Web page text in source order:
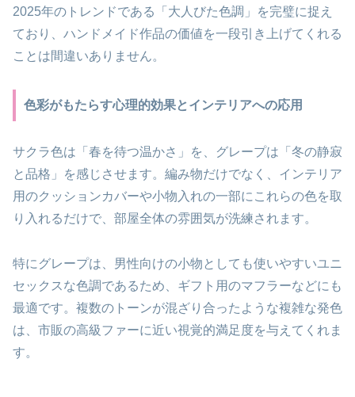
2025年のトレンドである「大人びた色調」を完璧に捉え
ており、ハンドメイド作品の価値を一段引き上げてくれる
ことは間違いありません。
色彩がもたらす心理的効果とインテリアへの応用
サクラ色は「春を待つ温かさ」を、グレープは「冬の静寂
と品格」を感じさせます。編み物だけでなく、インテリア
用のクッションカバーや小物入れの一部にこれらの色を取
り入れるだけで、部屋全体の雰囲気が洗練されます。
特にグレープは、男性向けの小物としても使いやすいユニ
セックスな色調であるため、ギフト用のマフラーなどにも
最適です。複数のトーンが混ざり合ったような複雑な発色
は、市販の高級ファーに近い視覚的満足度を与えてくれま
す。